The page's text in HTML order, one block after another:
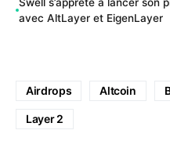
avec AltLayer et EigenLayer
Airdrops Altcoin
Layer 2